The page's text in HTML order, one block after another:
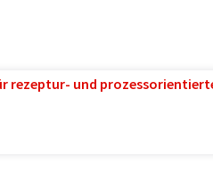
rezeptur- und